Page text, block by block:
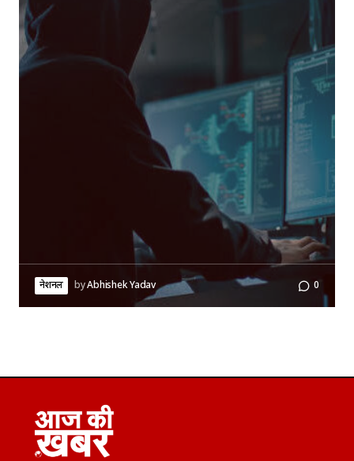
नेशनल byAbhishek Yadav 0